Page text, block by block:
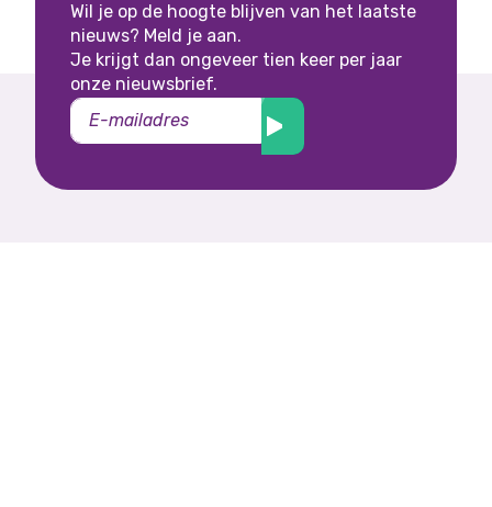
Wil je op de hoogte blijven van het laatste
nieuws? Meld je aan.
Je krijgt dan ongeveer tien keer per jaar
onze nieuwsbrief.